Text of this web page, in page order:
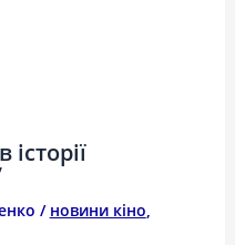
/ новини кіно,